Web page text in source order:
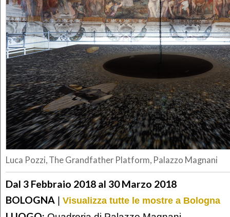
Luca Pozzi, The Grandfather Platform, Palazzo Magnani
Dal 3 Febbraio 2018 al 30 Marzo 2018
BOLOGNA | Visualizza tutte le mostre a Bologna